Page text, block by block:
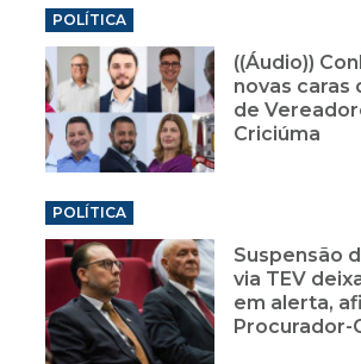
POLÍTICA
((Áudio))
novas caras
de
Criciúma
POLÍTICA
Suspensão
via TEV
em alerta,
Procurador-